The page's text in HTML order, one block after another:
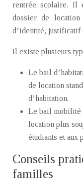
rentrée scolaire. Il
dossier de
d’identité, justificatif
Il existe plusieurs
Le bail
de location
d’habitation.
Le bail mobilité
location plus
étudiants et aux
Conseils
familles